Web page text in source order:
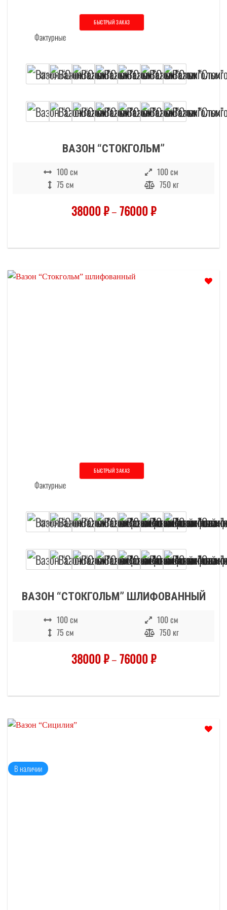
БЫСТРЫЙ ЗАКАЗ
ВАЗОН “СТОКГОЛЬМ”
100 см
100 см
75 см
750 кг
38000₽–76000₽
БЫСТРЫЙ ЗАКАЗ
ВАЗОН “СТОКГОЛЬМ” ШЛИФОВАННЫЙ
100 см
100 см
75 см
750 кг
38000₽–76000₽
В наличии